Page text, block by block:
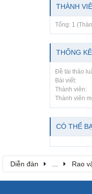
THÀNH
Tổng: 1
THỐNG
Đề tài thảo
Bài viết:
Thành viên:
Thành viên
CÓ THỂ
Diễn đàn Rao